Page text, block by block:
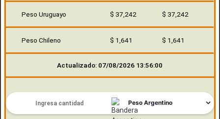
Peso Uruguayo $ 37,242 $ 37,242
Peso Chileno $ 1,641 $ 1,641
Actualizado: 07/08/2026 13:56:00